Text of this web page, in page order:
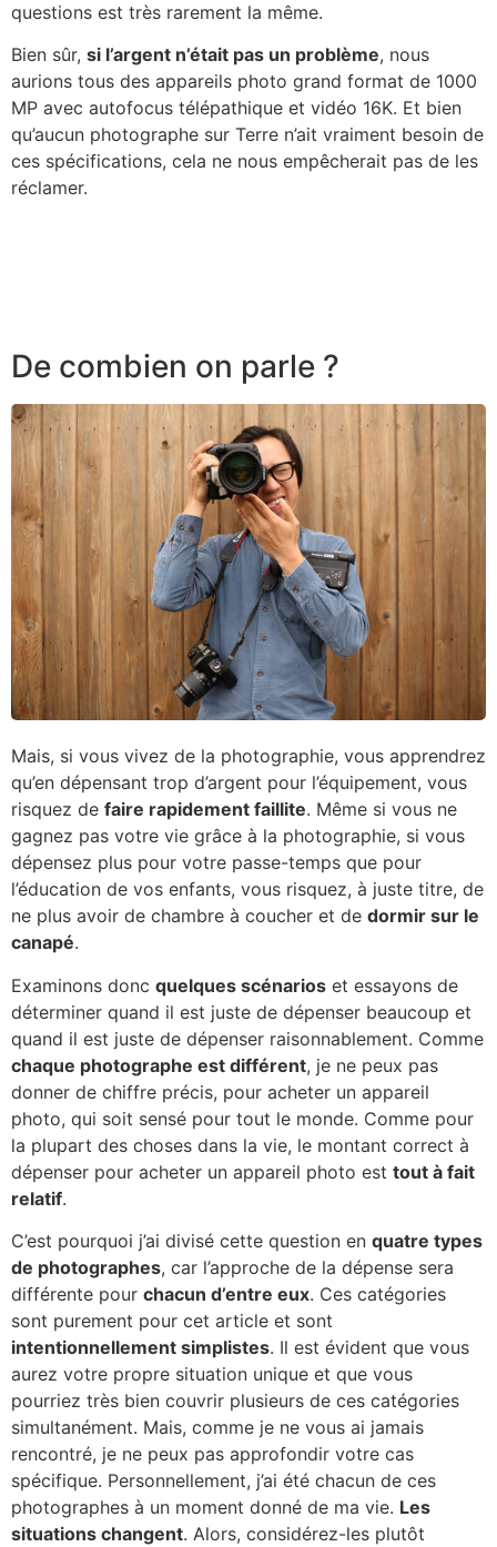
questions est très rarement la même.
Bien sûr, si l’argent n’était pas un problème, nous
aurions tous des appareils photo grand format de 1000
MP avec autofocus télépathique et vidéo 16K. Et bien
qu’aucun photographe sur Terre n’ait vraiment besoin de
ces spécifications, cela ne nous empêcherait pas de les
réclamer.
De combien on parle ?
Mais, si vous vivez de la photographie, vous apprendrez
qu’en dépensant trop d’argent pour l’équipement, vous
risquez de faire rapidement faillite. Même si vous ne
gagnez pas votre vie grâce à la photographie, si vous
dépensez plus pour votre passe-temps que pour
l’éducation de vos enfants, vous risquez, à juste titre, de
ne plus avoir de chambre à coucher et de dormir sur le
canapé.
Examinons donc quelques scénarios et essayons de
déterminer quand il est juste de dépenser beaucoup et
quand il est juste de dépenser raisonnablement. Comme
chaque photographe est différent, je ne peux pas
donner de chiffre précis, pour acheter un appareil
photo, qui soit sensé pour tout le monde. Comme pour
la plupart des choses dans la vie, le montant correct à
dépenser pour acheter un appareil photo est tout à fait
relatif.
C’est pourquoi j’ai divisé cette question en quatre types
de photographes, car l’approche de la dépense sera
différente pour chacun d’entre eux. Ces catégories
sont purement pour cet article et sont
intentionnellement simplistes. Il est évident que vous
aurez votre propre situation unique et que vous
pourriez très bien couvrir plusieurs de ces catégories
simultanément. Mais, comme je ne vous ai jamais
rencontré, je ne peux pas approfondir votre cas
spécifique. Personnellement, j’ai été chacun de ces
photographes à un moment donné de ma vie. Les
situations changent. Alors, considérez-les plutôt